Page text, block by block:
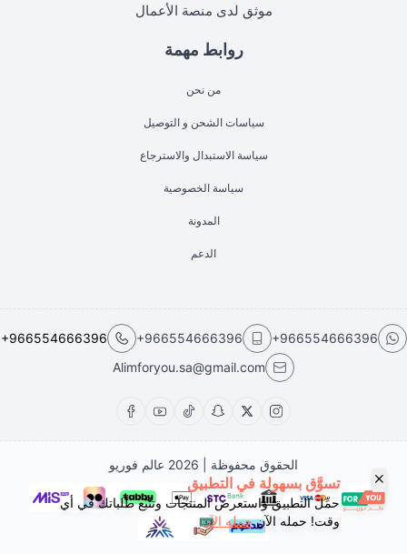
روابط مهمة
من نحن
سياسات الشحن و التوصيل
سياسة الاستبدال والاسترجاع
سياسة الخصوصية
المدونة
الدعم
موثق لدى منصة الأعمال
+966554666396
+966554666396
+966554666396
Alimforyou.sa@gmail.com
الحقوق محفوظة | 2026 عالم فوريو
تسوَّق بسهولة في التطبيق
حمِّل التطبيق واستعرض المنتجات وتتبّع طلباتك في أي
وقت! حمله الآنحمله الآن